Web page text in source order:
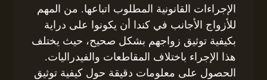
الإجراءات القانونية المطلوب اتباعها. من المهم
للأزواج الأجانب في كندا أن يكونوا على دراية
بكيفية توثيق زواجهم بشكل صحيح، حيث يختلف
هذا الإجراء باختلاف المقاطعات والفيدراليات.
الحصول على معلومات دقيقة حول كيفية توثيق